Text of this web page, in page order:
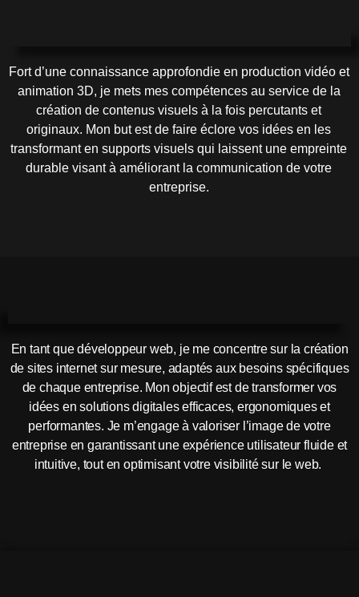
Fort d’une connaissance approfondie en production vidéo et
animation 3D, je mets mes compétences au service de la
création de contenus visuels à la fois percutants et
originaux. Mon but est de faire éclore vos idées en les
transformant en supports visuels qui laissent une empreinte
durable visant à améliorant la communication de votre
entreprise.
En tant que développeur web, je me concentre sur la création
de sites internet sur mesure, adaptés aux besoins spécifiques
de chaque entreprise. Mon objectif est de transformer vos
idées en solutions digitales efficaces, ergonomiques et
performantes. Je m’engage à valoriser l’image de votre
entreprise en garantissant une expérience utilisateur fluide et
intuitive, tout en optimisant votre visibilité sur le web.